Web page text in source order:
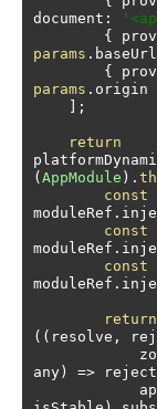
document :
{
params . baseUrl
{
params . origin
];
return
( AppModule ).
const
moduleRef .
const
moduleRef .
const
moduleRef .
return
(( resolve ,
any ) => reject